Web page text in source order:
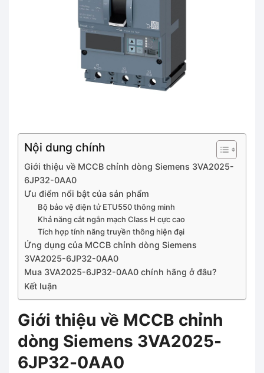
Nội dung chính
Giới thiệu về MCCB chỉnh dòng Siemens 3VA2025-
6JP32-0AA0
Ưu điểm nổi bật của sản phẩm
Bộ bảo vệ điện tử ETU550 thông minh
Khả năng cắt ngắn mạch Class H cực cao
Tích hợp tính năng truyền thông hiện đại
Ứng dụng của MCCB chỉnh dòng Siemens
3VA2025-6JP32-0AA0
Mua 3VA2025-6JP32-0AA0 chính hãng ở đâu?
Kết luận
Giới thiệu về MCCB chỉnh
dòng Siemens 3VA2025-
6JP32-0AA0